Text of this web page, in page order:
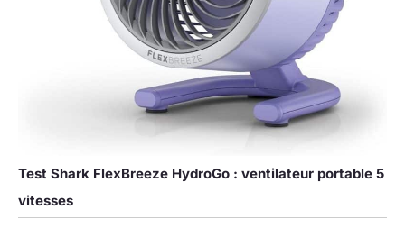
Test Shark FlexBreeze HydroGo : ventilateur portable 5
vitesses